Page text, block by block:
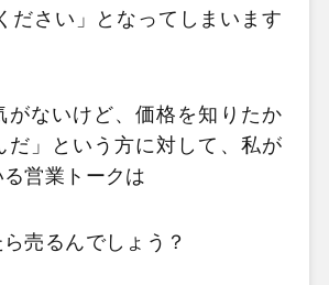
ださい」となってしまいます
がないけど、価格を知りたか
だ」という方に対して、私が
営業トークは
売るんでしょう？